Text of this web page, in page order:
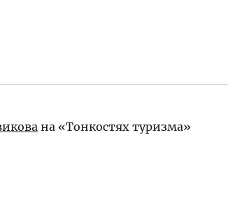
на «Тонкостях туризма»